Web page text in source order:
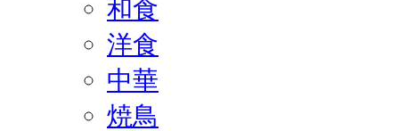
和食
洋食
中華
焼鳥